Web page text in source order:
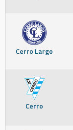
Cerro Largo
Cerro